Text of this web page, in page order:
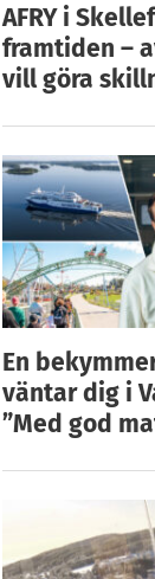
AFRY i
framtiden –
vill göra
En
väntar dig i
”Med god